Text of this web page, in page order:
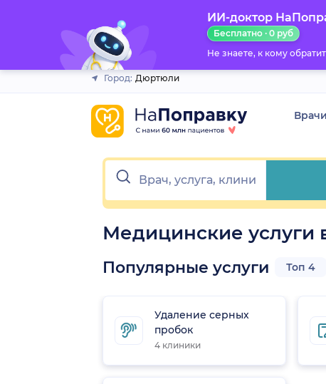
ИИ-доктор
Бесплатно · 0 руб
Не знаете, к кому
Город: Дюртюли
Врачи
Медицинские услуги
Популярные услуги Топ 4
Удаление серных
пробок
4 клиники